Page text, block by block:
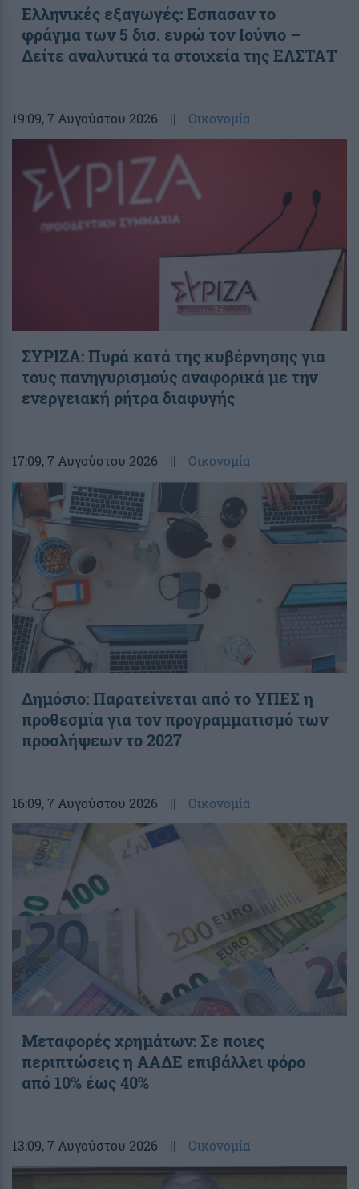
Ελληνικές εξαγωγές: Εσπασαν το
φράγμα των 5 δισ. ευρώ τον Ιούνιο –
Δείτε αναλυτικά τα στοιχεία της ΕΛΣΤΑΤ
19:09, 7 Αυγούστου 2026 || Οικονομία
ΣΥΡΙΖΑ: Πυρά κατά της κυβέρνησης για
τους πανηγυρισμούς αναφορικά με την
ενεργειακή ρήτρα διαφυγής
17:09, 7 Αυγούστου 2026 || Οικονομία
Δημόσιο: Παρατείνεται από το ΥΠΕΣ η
προθεσμία για τον προγραμματισμό των
προσλήψεων το 2027
16:09, 7 Αυγούστου 2026 || Οικονομία
Μεταφορές χρημάτων: Σε ποιες
περιπτώσεις η ΑΑΔΕ επιβάλλει φόρο
από 10% έως 40%
13:09, 7 Αυγούστου 2026 || Οικονομία